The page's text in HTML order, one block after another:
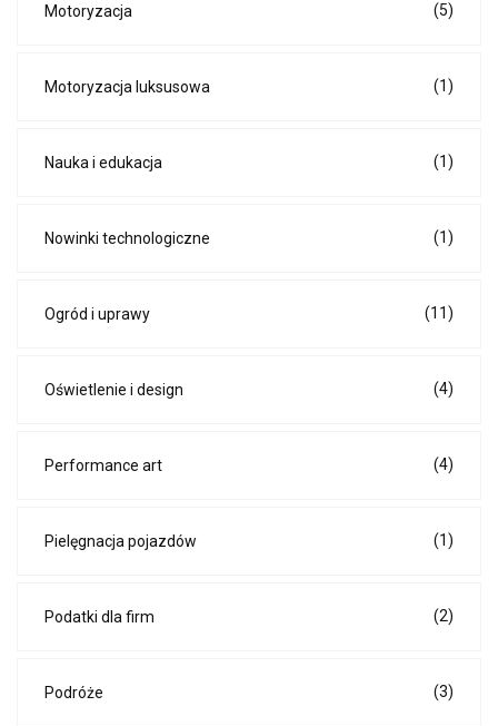
Motoryzacja (5)
Motoryzacja luksusowa (1)
Nauka i edukacja (1)
Nowinki technologiczne (1)
Ogród i uprawy (11)
Oświetlenie i design (4)
Performance art (4)
Pielęgnacja pojazdów (1)
Podatki dla firm (2)
Podróże (3)